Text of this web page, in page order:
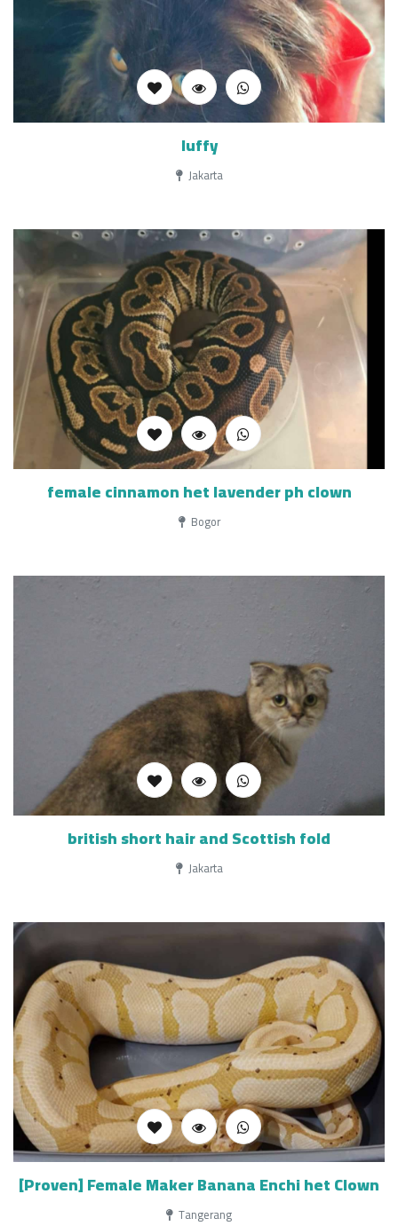
luffy
Jakarta
female cinnamon het lavender ph clown
Bogor
british short hair and Scottish fold
Jakarta
[Proven] Female Maker Banana Enchi het Clown
Tangerang